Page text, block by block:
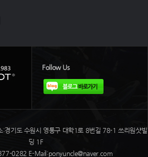
Follow Us
:경기도 수원시 영통구 대학1로 8번길 78-1 쓰리원샷빌
딩 1F
0282 E-Mail:ponyuncle@naver.com